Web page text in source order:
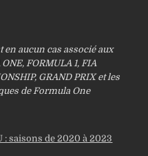
en aucun cas associé aux
FORMULA 1, FIA
GRAND PRIX et les
de Formula One
: saisons de 2020 à 2023